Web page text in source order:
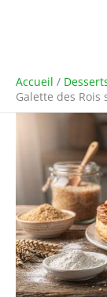
Accueil
Galette des Rois